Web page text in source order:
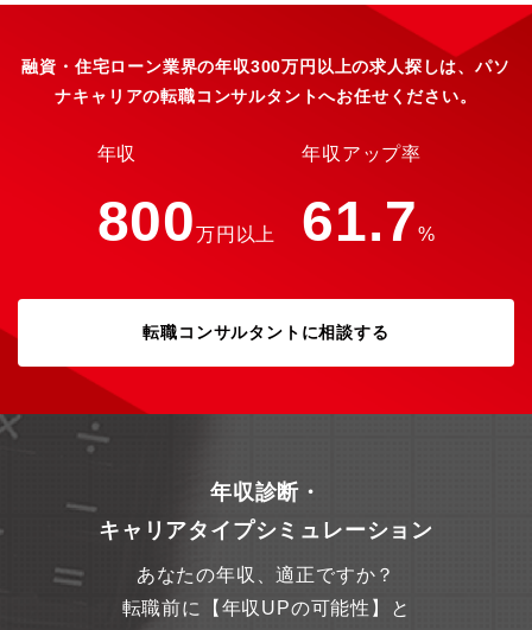
であり、管理職含め男女問わず家庭と両立してフレキシブルに勤
融資・住宅ローン業界の年収300万円以上の求人探しは、パソ
ナキャリアの転職コンサルタントへお任せください。
年収
800万円以上
年収アップ率
61.7%
転職コンサルタントに相談する
年収診断・
キャリアタイプシミュレーション
あなたの年収、適正ですか？
転職前に【年収UPの可能性】と